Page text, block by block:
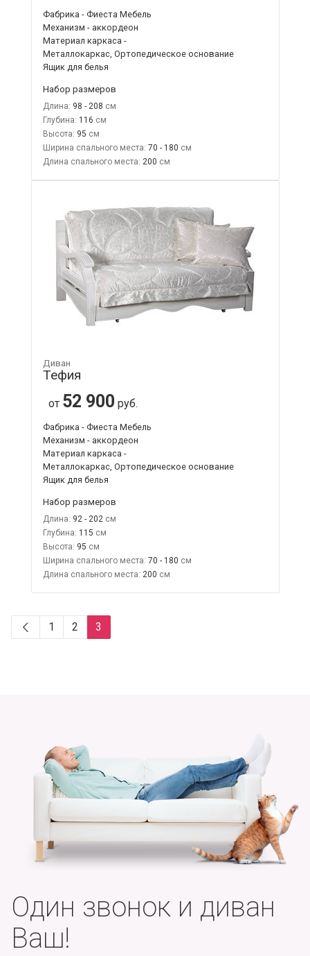
Фабрика - Фиеста Мебель
Механизм - аккордеон
Материал каркаса -
Металлокаркас, Ортопедическое основание
Ящик для белья
Набор размеров
Длина: 98 - 208
Глубина: 116
Высота: 95
Ширина спального места: 70 - 180
Длина спального места: 200
Диван
Тефия
от 52 900 руб.
Фабрика - Фиеста Мебель
Механизм - аккордеон
Материал каркаса -
Металлокаркас, Ортопедическое основание
Ящик для белья
Набор размеров
Длина: 92 - 202
Глубина: 115
Высота: 95
Ширина спального места: 70 - 180
Длина спального места: 200
1 2 3
Один звонок и диван
Ваш!